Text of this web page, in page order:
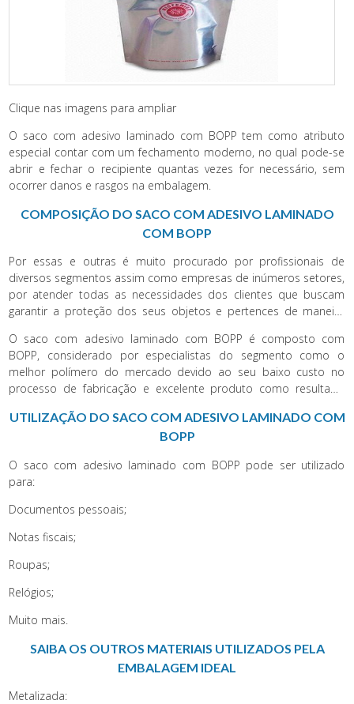
Clique nas imagens para ampliar
O saco com adesivo laminado com BOPP tem como atributo
especial contar com um fechamento moderno, no qual pode-se
abrir e fechar o recipiente quantas vezes for necessário, sem
ocorrer danos e rasgos na embalagem.
COMPOSIÇÃO DO SACO COM ADESIVO LAMINADO
COM BOPP
Por essas e outras é muito procurado por profissionais de
diversos segmentos assim como empresas de inúmeros setores,
por atender todas as necessidades dos clientes que buscam
garantir a proteção dos seus objetos e pertences de maneira
O saco com adesivo laminado com BOPP é composto com
BOPP, considerado por especialistas do segmento como o
melhor polímero do mercado devido ao seu baixo custo no
processo de fabricação e excelente produto como resultado
diversos tamanhos, cores e modelos, oferece ao cliente a
possibilidade de otimizar a identidade visual de sua empresa,
UTILIZAÇÃO DO SACO COM ADESIVO LAMINADO COM
BOPP
O saco com adesivo laminado com BOPP pode ser utilizado
para:
Documentos pessoais;
Notas fiscais;
Roupas;
Relógios;
Muito mais.
SAIBA OS OUTROS MATERIAIS UTILIZADOS PELA
EMBALAGEM IDEAL
Metalizada: